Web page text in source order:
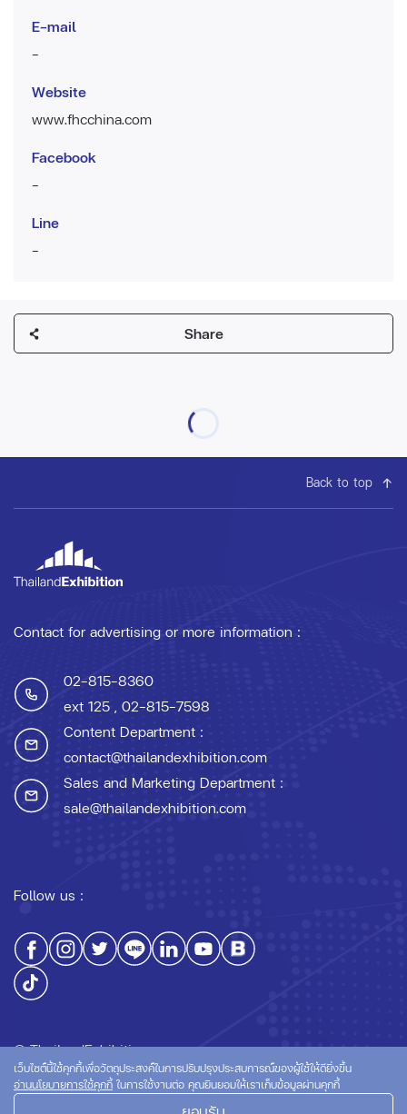
E-mail
-
Website
www.fhcchina.com
Facebook
-
Line
-
Share
Back to top
Contact for advertising or more information :
02-815-8360
ext 125 , 02-815-7598
Content Department :
contact@thailandexhibition.com
Sales and Marketing Department :
sale@thailandexhibition.com
Follow us :
© ThailandExhibition.com
เว็บไซต์นี้ใช้คุกกี้เพื่อวัตถุประสงค์ในการปรับปรุงประสบการณ์ของผู้ใช้ให้ดียิ่งขึ้น
อ่านนโยบายการใช้คุกกี้ ในการใช้งานต่อ คุณยินยอมให้เราเก็บข้อมูลผ่านคุกกี้